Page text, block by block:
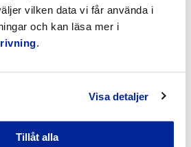
vilken data vi får använda i
och kan läsa mer i
.
Visa detaljer
Tillåt alla